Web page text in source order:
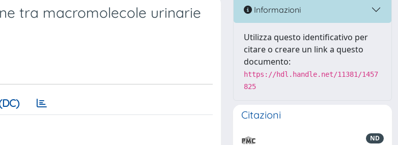
tra macromolecole urinarie
Informazioni
Utilizza questo identificativo per
citare o creare un link a questo
documento:
https://hdl.handle.net/11381/1457
825
Citazioni
ND